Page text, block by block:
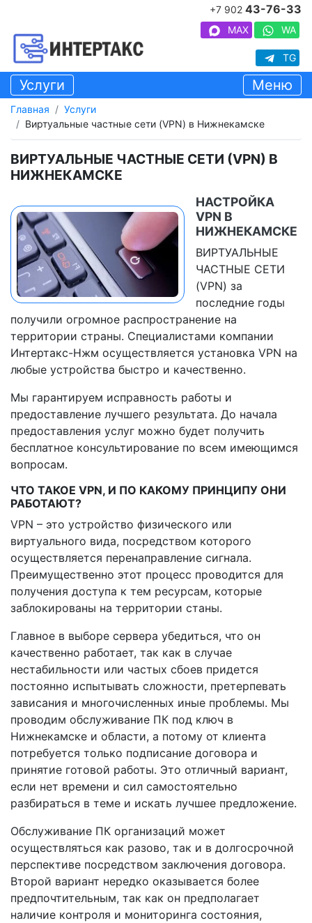
+7 902 43-76-33
MAX WA
TG
Услуги Меню
Главная
Услуги
Виртуальные частные сети (VPN) в Нижнекамске
ВИРТУАЛЬНЫЕ ЧАСТНЫЕ СЕТИ (VPN) В
НИЖНЕКАМСКЕ
НАСТРОЙКА
VPN В
НИЖНЕКАМСКЕ
ВИРТУАЛЬНЫЕ
ЧАСТНЫЕ СЕТИ
(VPN) за
последние годы
получили огромное распространение на
территории страны. Специалистами компании
Интертакс-Нжм осуществляется установка VPN на
любые устройства быстро и качественно.
Мы гарантируем исправность работы и
предоставление лучшего результата. До начала
предоставления услуг можно будет получить
бесплатное консультирование по всем имеющимся
вопросам.
ЧТО ТАКОЕ VPN, И ПО КАКОМУ ПРИНЦИПУ ОНИ
РАБОТАЮТ?
VPN – это устройство физического или
виртуального вида, посредством которого
осуществляется перенаправление сигнала.
Преимущественно этот процесс проводится для
получения доступа к тем ресурсам, которые
заблокированы на территории станы.
Главное в выборе сервера убедиться, что он
качественно работает, так как в случае
нестабильности или частых сбоев придется
постоянно испытывать сложности, претерпевать
зависания и многочисленных иные проблемы. Мы
проводим обслуживание ПК под ключ в
Нижнекамске и области, а потому от клиента
потребуется только подписание договора и
принятие готовой работы. Это отличный вариант,
если нет времени и сил самостоятельно
разбираться в теме и искать лучшее предложение.
Обслуживание ПК организаций может
осуществляться как разово, так и в долгосрочной
перспективе посредством заключения договора.
Второй вариант нередко оказывается более
предпочтительным, так как он предполагает
наличие контроля и мониторинга состояния,